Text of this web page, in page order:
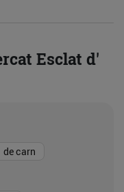
Esclat d'
carn